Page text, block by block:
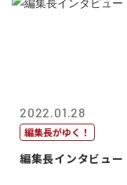
2022.01.28
編集長がゆく！
編集長インタビュー